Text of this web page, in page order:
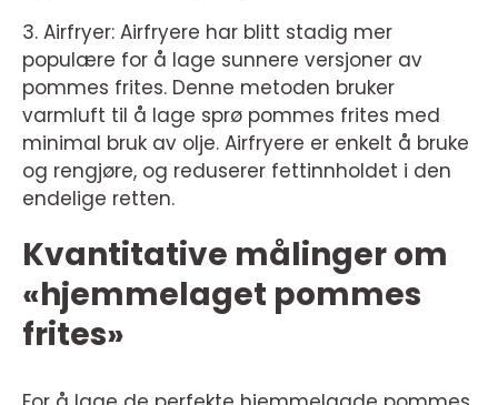
3. Airfryer: Airfryere har blitt stadig mer
populære for å lage sunnere versjoner av
pommes frites. Denne metoden bruker
varmluft til å lage sprø pommes frites med
minimal bruk av olje. Airfryere er enkelt å bruke
og rengjøre, og reduserer fettinnholdet i den
endelige retten.
Kvantitative målinger om
«hjemmelaget pommes
frites»